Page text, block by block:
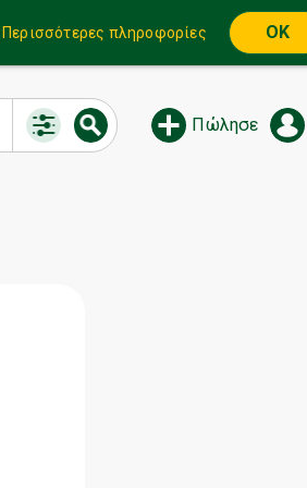
Περισσότερες πληροφορίες OK
Πώλησε